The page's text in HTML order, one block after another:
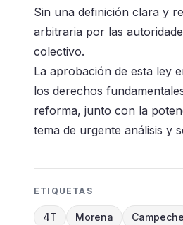
Sin una definición clara y
arbitraria por las
colectivo.
La aprobación de esta ley
los derechos
reforma, junto con la
tema de urgente análisis y
ETIQUETAS
4T Morena Campeche